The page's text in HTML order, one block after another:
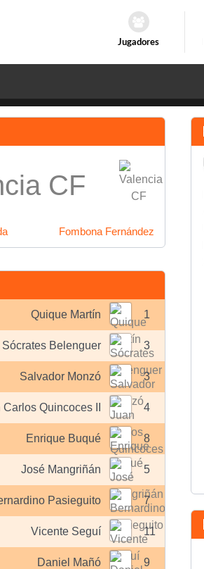
Jugadores
CF
Fombona Fernández
1
Quique Martín
3
Sócrates Belenguer
3
Salvador Monzó
4
Carlos Quincoces II
8
Enrique Buqué
5
José Mangriñán
7
Pasieguito
11
Vicente Seguí
9
Daniel Mañó